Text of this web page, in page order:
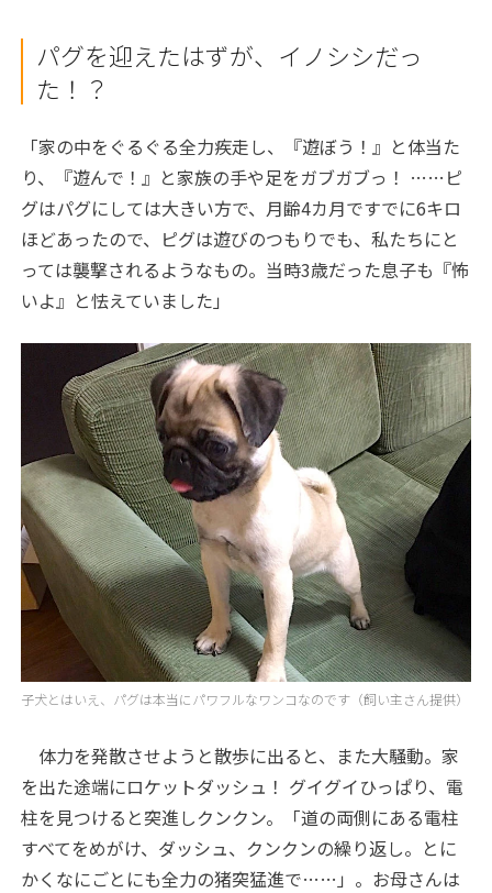
パグを迎えたはずが、イノシシだっ
た！？
「家の中をぐるぐる全力疾走し、『遊ぼう！』と体当た
り、『遊んで！』と家族の手や足をガブガブっ！ ……ピ
グはパグにしては大きい方で、月齢4カ月ですでに6キロ
ほどあったので、ピグは遊びのつもりでも、私たちにと
っては襲撃されるようなもの。当時3歳だった息子も『怖
いよ』と怯えていました」
子犬とはいえ、パグは本当にパワフルなワンコなのです（飼い主さん提供）
体力を発散させようと散歩に出ると、また大騒動。家
を出た途端にロケットダッシュ！ グイグイひっぱり、電
柱を見つけると突進しクンクン。「道の両側にある電柱
すべてをめがけ、ダッシュ、クンクンの繰り返し。とに
かくなにごとにも全力の猪突猛進で……」。お母さんは